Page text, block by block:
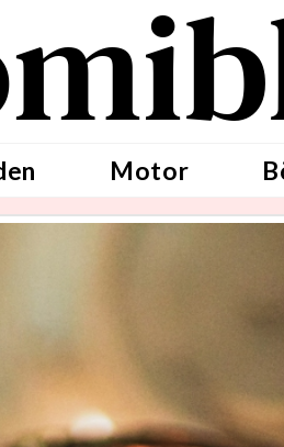
Motor